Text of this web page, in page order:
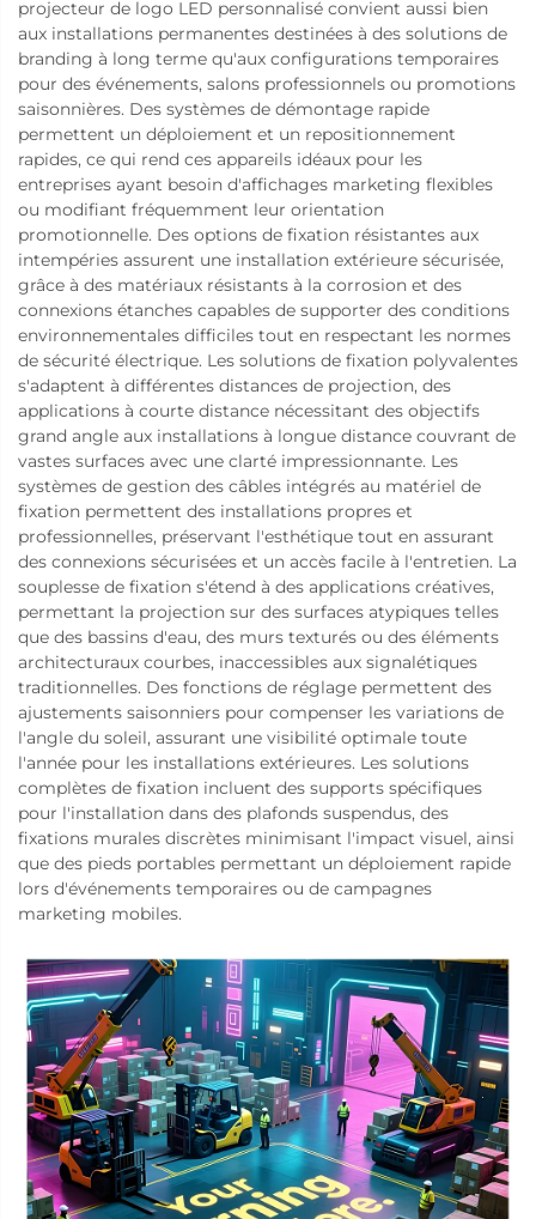
projecteur de logo LED personnalisé convient aussi bien
aux installations permanentes destinées à des solutions de
branding à long terme qu'aux configurations temporaires
pour des événements, salons professionnels ou promotions
saisonnières. Des systèmes de démontage rapide
permettent un déploiement et un repositionnement
rapides, ce qui rend ces appareils idéaux pour les
entreprises ayant besoin d'affichages marketing flexibles
ou modifiant fréquemment leur orientation
promotionnelle. Des options de fixation résistantes aux
intempéries assurent une installation extérieure sécurisée,
grâce à des matériaux résistants à la corrosion et des
connexions étanches capables de supporter des conditions
environnementales difficiles tout en respectant les normes
de sécurité électrique. Les solutions de fixation polyvalentes
s'adaptent à différentes distances de projection, des
applications à courte distance nécessitant des objectifs
grand angle aux installations à longue distance couvrant de
vastes surfaces avec une clarté impressionnante. Les
systèmes de gestion des câbles intégrés au matériel de
fixation permettent des installations propres et
professionnelles, préservant l'esthétique tout en assurant
des connexions sécurisées et un accès facile à l'entretien. La
souplesse de fixation s'étend à des applications créatives,
permettant la projection sur des surfaces atypiques telles
que des bassins d'eau, des murs texturés ou des éléments
architecturaux courbes, inaccessibles aux signalétiques
traditionnelles. Des fonctions de réglage permettent des
ajustements saisonniers pour compenser les variations de
l'angle du soleil, assurant une visibilité optimale toute
l'année pour les installations extérieures. Les solutions
complètes de fixation incluent des supports spécifiques
pour l'installation dans des plafonds suspendus, des
fixations murales discrètes minimisant l'impact visuel, ainsi
que des pieds portables permettant un déploiement rapide
lors d'événements temporaires ou de campagnes
marketing mobiles.